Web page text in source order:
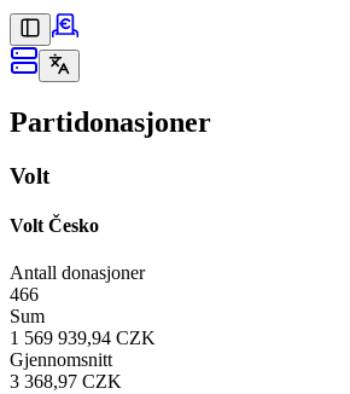
Partidonasjoner
Volt
Volt Česko
Antall donasjoner
466
Sum
1 569 939,94 CZK
Gjennomsnitt
3 368,97 CZK